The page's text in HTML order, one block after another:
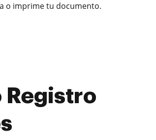
o imprime tu documento.
Registro